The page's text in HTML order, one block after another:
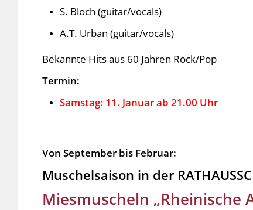
S. Bloch (guitar/vocals)
A.T. Urban (guitar/vocals)
Bekannte Hits aus 60 Jahren Rock/Pop
Termin:
Samstag: 11. Januar ab 21.00 Uhr
Von September bis Februar:
Muschelsaison in der
Miesmuscheln „Rheinische